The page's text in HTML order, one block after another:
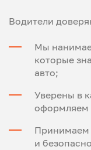
Водители
Мы
которые
авто;
Уверены в
оформляем
Принимаем
и